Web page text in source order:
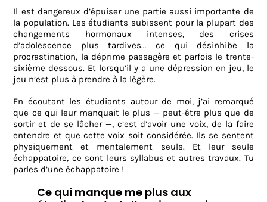
Il est dangereux d’épuiser une partie aussi importante de
la population. Les étudiants subissent pour la plupart des
changements hormonaux intenses, des crises
d’adolescence plus tardives… ce qui désinhibe la
procrastination, la déprime passagère et parfois le trente-
sixième dessous. Et lorsqu’il y a une dépression en jeu, le
jeu n’est plus à prendre à la légère.
En écoutant les étudiants autour de moi, j’ai remarqué
que ce qui leur manquait le plus — peut-être plus que de
sortir et de se lâcher —, c’est d’avoir une voix, de la faire
entendre et que cette voix soit considérée. Ils se sentent
physiquement et mentalement seuls. Et leur seule
échappatoire, ce sont leurs syllabus et autres travaux. Tu
parles d’une échappatoire !
Ce qui manque me plus aux